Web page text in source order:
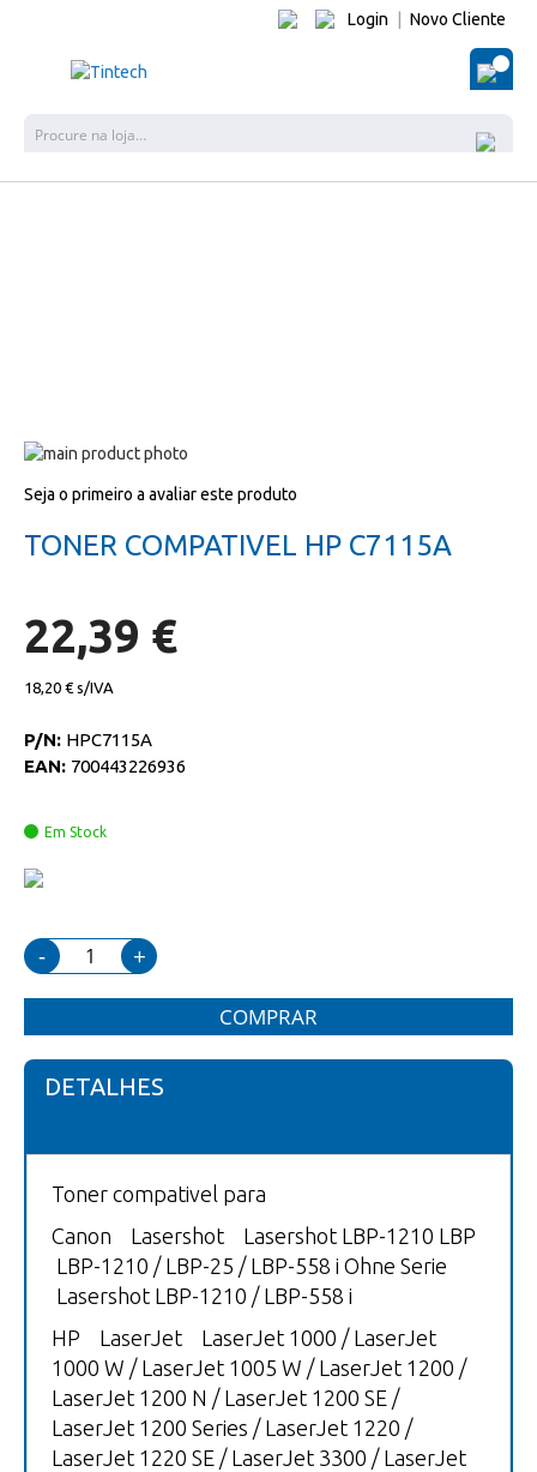
Login Novo Cliente
O
Salte
o
imagens
para
início
de
imagens
Seja o primeiro a avaliar este produto
TONER COMPATIVEL HP C7115A
22,39 €
18,20 €
P/N: HPC7115A
EAN: 700443226936
Em Stock
- +
COMPRAR
DETALHES
Toner compativel para
Canon Lasershot Lasershot LBP-1210 LBP
LBP-1210 / LBP-25 / LBP-558 i Ohne Serie
Lasershot LBP-1210 / LBP-558 i
HP LaserJet LaserJet 1000 / LaserJet
1000 W / LaserJet 1005 W / LaserJet 1200 /
LaserJet 1200 N / LaserJet 1200 SE /
LaserJet 1200 Series / LaserJet 1220 /
LaserJet 1220 SE / LaserJet 3300 / LaserJet